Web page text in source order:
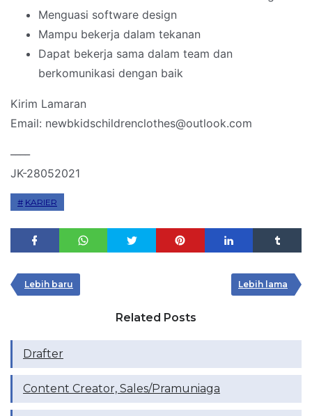
Menguasi software design
Mampu bekerja dalam tekanan
Dapat bekerja sama dalam team dan
berkomunikasi dengan baik
Kirim Lamaran
Email: newbkidschildrenclothes@outlook.com
JK-28052021
KARIER
Lebih baru Lebih lama
Related Posts
Drafter
Content Creator, Sales/Pramuniaga